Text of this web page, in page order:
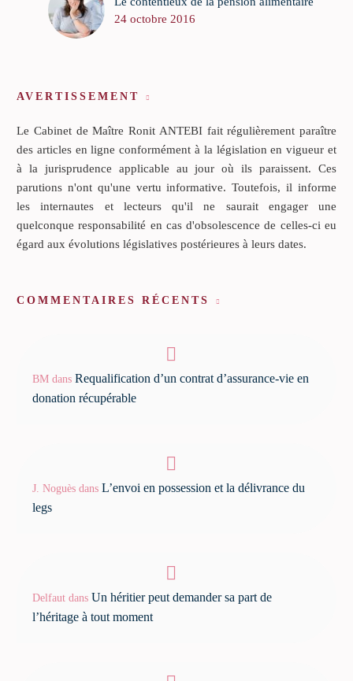
24 octobre 2016
AVERTISSEMENT
Le Cabinet de Maître Ronit ANTEBI fait régulièrement paraître
des articles en ligne conformément à la législation en vigueur et
à la jurisprudence applicable au jour où ils paraissent. Ces
parutions n'ont qu'une vertu informative. Toutefois, il informe
les internautes et lecteurs qu'il ne saurait engager une
quelconque responsabilité en cas d'obsolescence de celles-ci eu
égard aux évolutions législatives postérieures à leurs dates.
COMMENTAIRES RÉCENTS
BM dans Requalification d’un contrat d’assurance-vie en
donation récupérable
J. Noguès dans L’envoi en possession et la délivrance du
legs
Delfaut dans Un héritier peut demander sa part de
l’héritage à tout moment